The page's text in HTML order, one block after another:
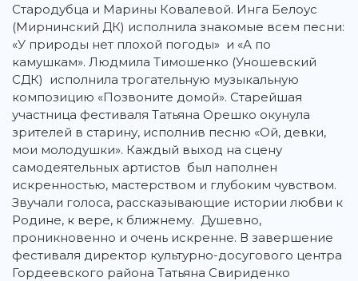
Стародубца и Марины Ковалевой. Инга Белоус
(Мирнинский ДК) исполнила знакомые всем песни:
«У природы нет плохой погоды» и «А по
камушкам». Людмила Тимошенко (Уношевский
СДК) исполнила трогательную музыкальную
композицию «Позвоните домой». Старейшая
участница фестиваля Татьяна Орешко окунула
зрителей в старину, исполнив песню «Ой, девки,
мои молодушки». Каждый выход на сцену
самодеятельных артистов был наполнен
искренностью, мастерством и глубоким чувством.
Звучали голоса, рассказывающие истории любви к
Родине, к вере, к ближнему. Душевно,
проникновенно и очень искренне. В завершение
фестиваля директор культурно-досугового центра
Гордеевского района Татьяна Свириденко